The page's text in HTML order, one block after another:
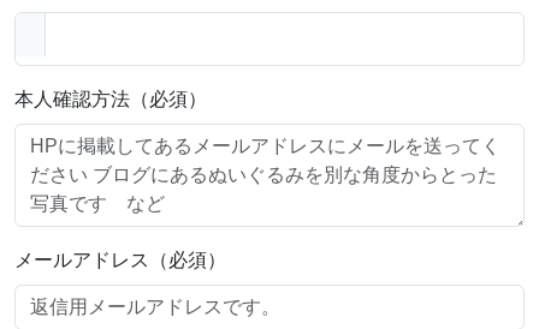
本人確認方法（必須）
メールアドレス（必須）